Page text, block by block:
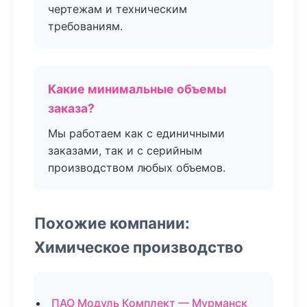
чертежам и техническим
требованиям.
Какие минимальные объемы
заказа?
Мы работаем как с единичными
заказами, так и с серийным
производством любых объемов.
Похожие компании:
Химическое производство
ПАО Модуль Комплект — Мурманск